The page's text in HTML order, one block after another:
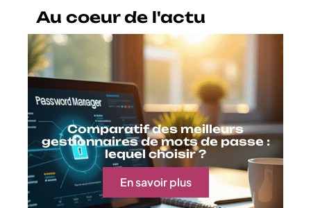
Au coeur de l'actu
Comparatif des meilleurs
gestionnaires de mots de passe :
lequel choisir ?
En savoir plus